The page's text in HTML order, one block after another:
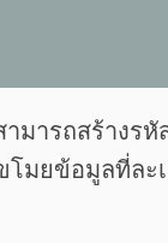
มารถสร้างรหั
มยข้อมูลที่ละ